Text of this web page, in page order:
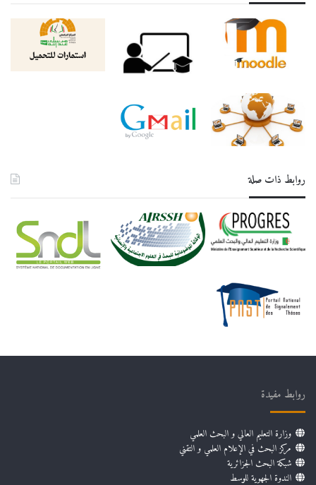
روابط ذات صلة
روابط مفيدة
وزارة التعليم العالي و البحث العلمي
مركز البحث في الإعلام العلمي و التقني
شبكة البحث الجزائرية
الندوة الجهوية للوسط